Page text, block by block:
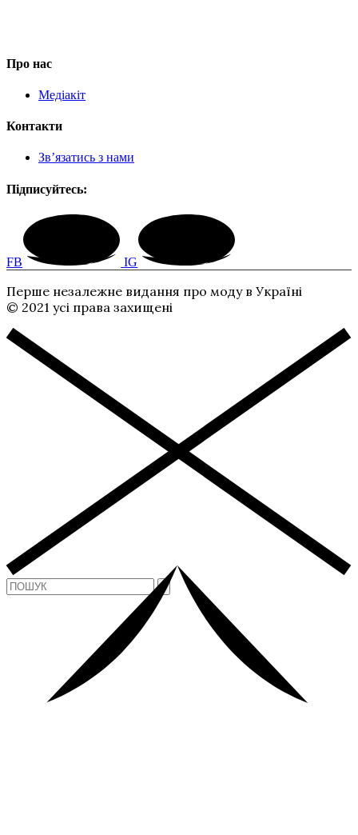
Про нас
Медіакіт
Контакти
Зв’язатись з нами
Підписуйтесь:
FB IG
Перше незалежне видання про моду в Україні
© 2021 усі права захищені